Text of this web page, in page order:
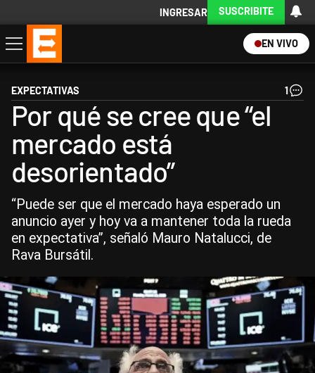
INGRESAR SUSCRIBITE
EN VIVO
Economía
Política
Internacional
Actualidad
Descargá la App
EXPECTATIVAS 1
Por qué se cree que “el
mercado está
desorientado”
“Puede ser que el mercado haya esperado un
anuncio ayer y hoy va a mantener toda la rueda
en expectativa”, señaló Mauro Natalucci, de
Rava Bursátil.